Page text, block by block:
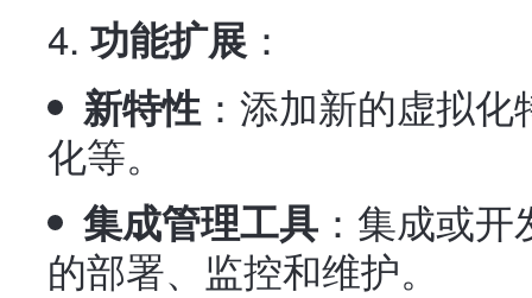
功能扩展 ：
新特性 ：添加新的虚拟
化等。
集成管理工具 ：集成或
的部署、监控和维护。